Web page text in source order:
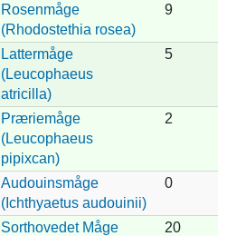
Rosenmåge
(Rhodostethia rosea)
9
Lattermåge
(Leucophaeus
atricilla)
5
Præriemåge
(Leucophaeus
pipixcan)
2
Audouinsmåge
(Ichthyaetus audouinii)
0
Sorthovedet Måge
20